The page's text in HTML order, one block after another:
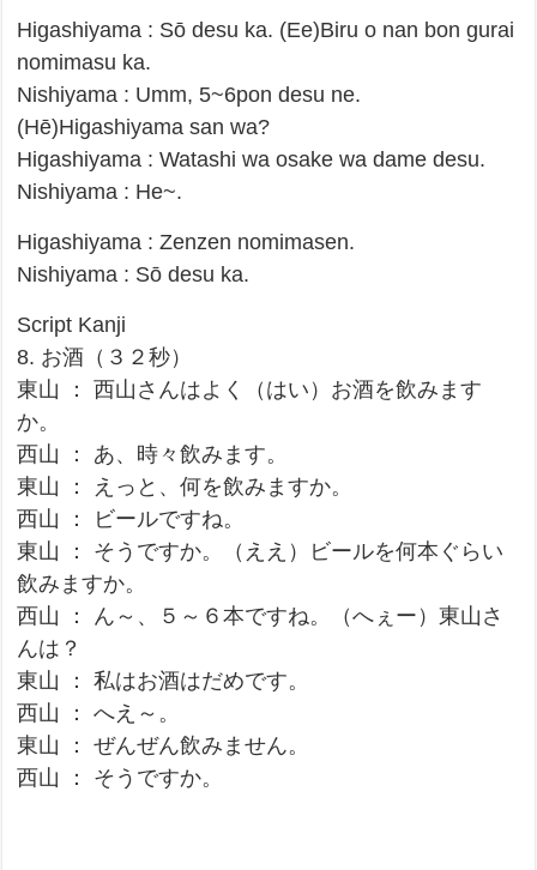
Higashiyama : Sō desu ka. (Ee)Biru o nan bon gurai
nomimasu ka.
Nishiyama : Umm, 5~6pon desu ne.
(Hē)Higashiyama san wa?
Higashiyama : Watashi wa osake wa dame desu.
Nishiyama : He~.
Higashiyama : Zenzen nomimasen.
Nishiyama : Sō desu ka.
Script Kanji
8. お酒（３２秒）
東山 ： 西山さんはよく（はい）お酒を飲みます
か。
西山 ： あ、時々飲みます。
東山 ： えっと、何を飲みますか。
西山 ： ビールですね。
東山 ： そうですか。（ええ）ビールを何本ぐらい
飲みますか。
西山 ： ん～、５～６本ですね。（へぇー）東山さ
んは？
東山 ： 私はお酒はだめです。
西山 ： へえ～。
東山 ： ぜんぜん飲みません。
西山 ： そうですか。